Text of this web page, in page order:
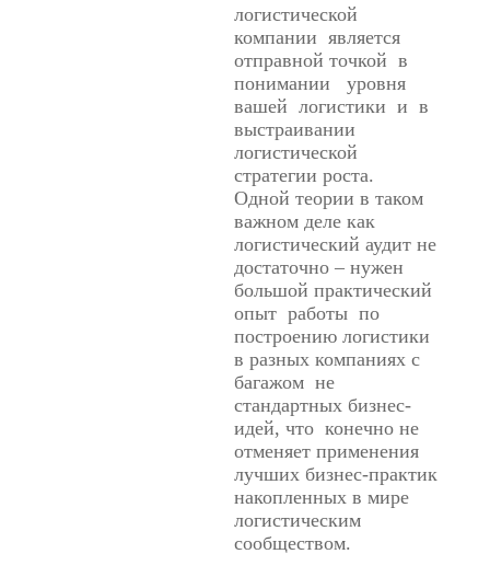
логистической
компании является
отправной точкой в
понимании уровня
вашей логистики и в
выстраивании
логистической
стратегии роста.
Одной теории в таком
важном деле как
логистический аудит не
достаточно – нужен
большой практический
опыт работы по
построению логистики
в разных компаниях с
багажом не
стандартных бизнес-
идей, что конечно не
отменяет применения
лучших бизнес-практик
накопленных в мире
логистическим
сообществом.